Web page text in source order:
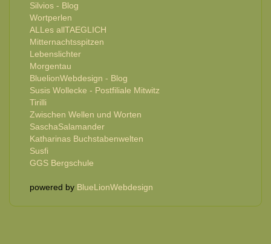
Silvios - Blog
Wortperlen
ALLes allTAEGLICH
Mitternachtsspitzen
Lebenslichter
Morgentau
BluelionWebdesign - Blog
Susis Wollecke - Postfiliale Mitwitz
Tirilli
Zwischen Wellen und Worten
SaschaSalamander
Katharinas Buchstabenwelten
Susfi
GGS Bergschule
powered by BlueLionWebdesign